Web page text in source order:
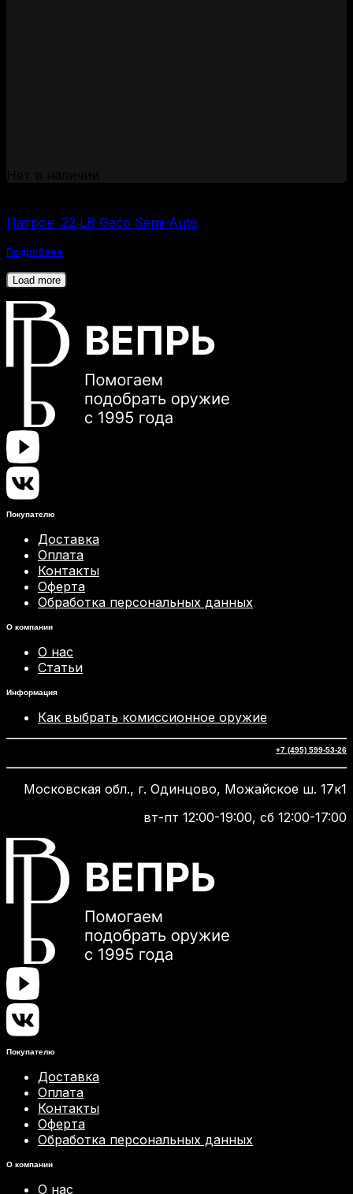
Патрон .22 LR Geco Semi-Auto
Подробнее
Load more
Покупателю
Доставка
Оплата
Контакты
Оферта
Обработка персональных данных
О компании
О нас
Статьи
Информация
Как выбрать комиссионное оружие
+7 (495) 599-53-26
Московская обл., г. Одинцово, Можайское ш. 17к1
вт-пт 12:00-19:00, сб 12:00-17:00
Покупателю
Доставка
Оплата
Контакты
Оферта
Обработка персональных данных
О компании
О нас